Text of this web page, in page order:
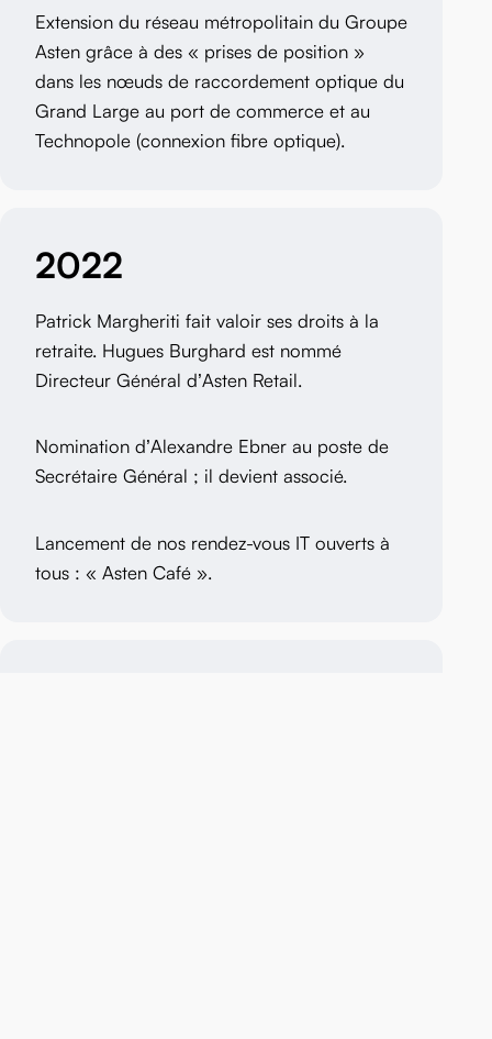
Extension du réseau métropolitain du Groupe
Asten grâce à des « prises de position »
dans les nœuds de raccordement optique du
Grand Large au port de commerce et au
Technopole (connexion fibre optique).
2022
Patrick Margheriti fait valoir ses droits à la
retraite. Hugues Burghard est nommé
Directeur Général d’Asten Retail.
Nomination d’Alexandre Ebner au poste de
Secrétaire Général ; il devient associé.
Lancement de nos rendez-vous IT ouverts à
tous : « Asten Café ».